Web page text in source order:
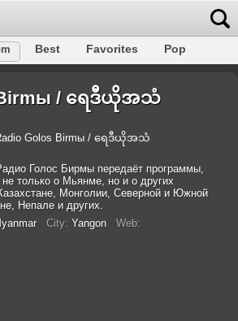
Best Favorites
Pop
Jazz Kids
Birmы / ရေဒီယိုအသံ
Golos Birmы / ရေဒီယိုအသံ
Голос Бирмы передаёт программы,
только о Мьянме, но и о других
Монголии, Северной и Южной
Непале и других.
City: Yangon Web: